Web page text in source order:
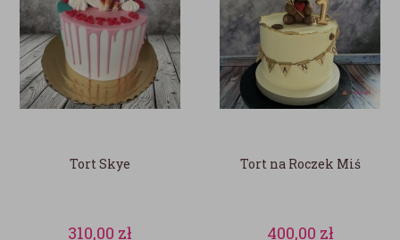
Tort Skye
310,00 zł
Tort na Roczek Miś
400,00 zł